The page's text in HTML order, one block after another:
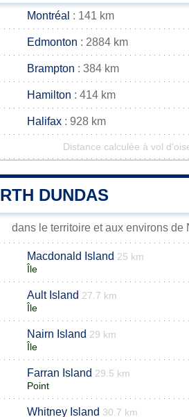
Montréal : 141 km
Edmonton : 2884 km
Brampton : 384 km
Hamilton : 414 km
Halifax : 928 km
Distance calculée à vol
DUNDAS
dans le territoire et aux environs de
Macdonald Island 25 km
Île
Ault Island 27.7 km
Île
Nairn Island 29 km
Île
Farran Island 29.5 km
Point
Whitney Island 30.7 km